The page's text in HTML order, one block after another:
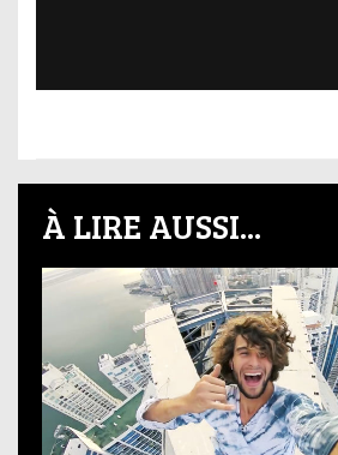
À LIRE AUSSI...